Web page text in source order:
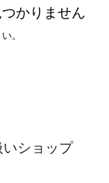
かりません
。
ショップ